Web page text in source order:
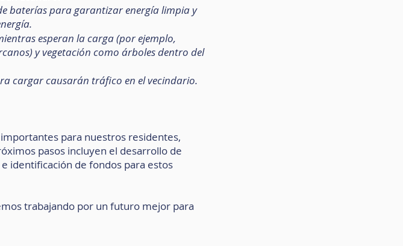
baterías para garantizar energía limpia y
esperan la carga (por ejemplo,
y vegetación como árboles dentro del
cargar causarán tráfico en el vecindario.
para nuestros residentes,
pasos incluyen el desarrollo de
identificación de fondos para estos
trabajando por un futuro mejor para